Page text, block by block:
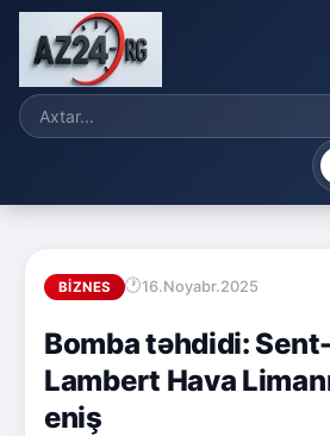
BIZNES 16.Noyabr.2025
Bomba təhdidi:
Lambert Hava
eniş